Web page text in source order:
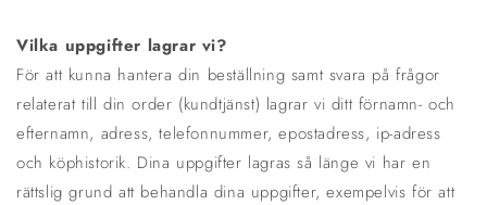
Vilka uppgifter lagrar vi?
För att kunna hantera din beställning samt svara på frågor
relaterat till din order (kundtjänst) lagrar vi ditt förnamn- och
efternamn, adress, telefonnummer, epostadress, ip-adress
och köphistorik. Dina uppgifter lagras så länge vi har en
rättslig grund att behandla dina uppgifter, exempelvis för att